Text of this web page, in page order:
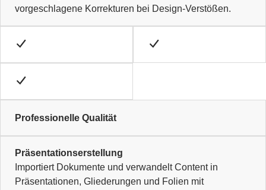
vorgeschlagene Korrekturen bei Design-Verstößen.
Professionelle Qualität
Präsentationserstellung
Importiert Dokumente und verwandelt Content in
Präsentationen, Gliederungen und Folien mit